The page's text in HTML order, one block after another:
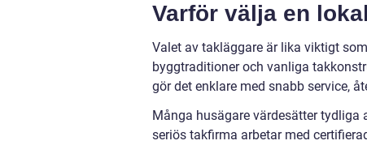
Varför välja en
Valet av takläggare är lika viktigt
byggtraditioner och vanliga
gör det enklare med snabb service,
Många husägare värdesätter tydliga
seriös takfirma arbetar med